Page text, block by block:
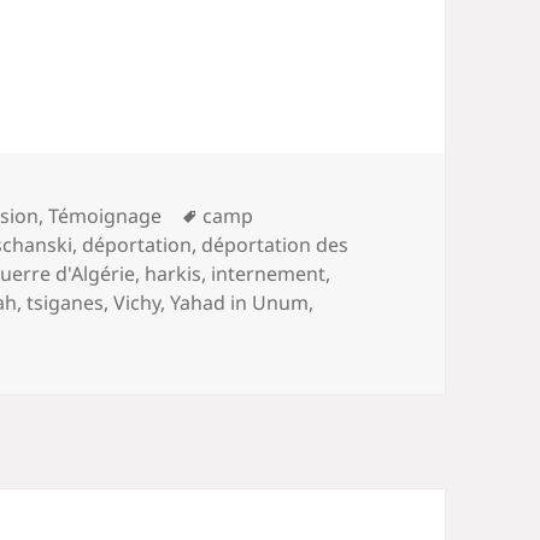
,Témoignage
Mots-
clés
camp
, déportation, déportation des
d'Algérie, harkis, internement,
,tsiganes,Vichy,Yahad in Unum,